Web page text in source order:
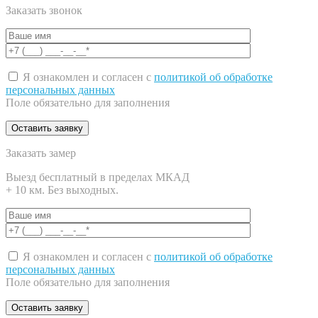
Заказать звонок
Я ознакомлен и согласен с политикой об обработке
персональных данных
Поле обязательно для заполнения
Заказать замер
Выезд бесплатный в пределах МКАД
+ 10 км. Без выходных.
Я ознакомлен и согласен с политикой об обработке
персональных данных
Поле обязательно для заполнения